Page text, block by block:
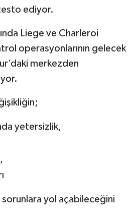
ediyor.
Liege ve Charleroi
operasyonlarının gelecek
merkezden
yetersizlik,
yol açabileceğini